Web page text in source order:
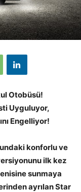
Otobüsü!
Uyguluyor,
Engelliyor!
konforlu ve
ilk kez
sunmaya
ayrılan Star